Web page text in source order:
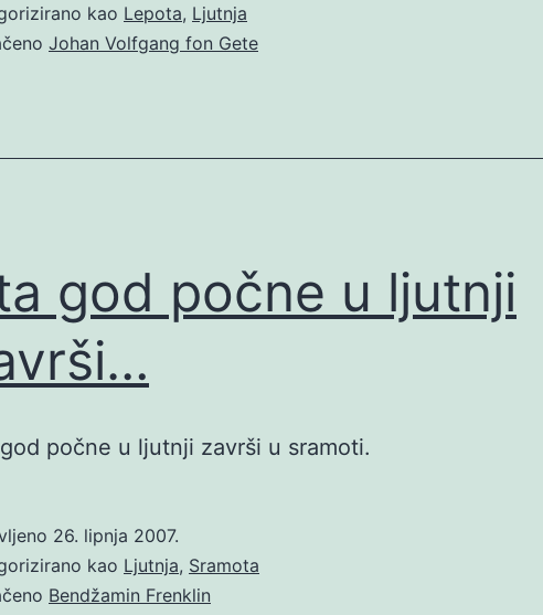
kao Lepota, Ljutnja
Johan Volfgang fon Gete
god počne u ljutnji
počne u ljutnji završi u sramoti.
26. lipnja 2007.
kao Ljutnja, Sramota
Bendžamin Frenklin